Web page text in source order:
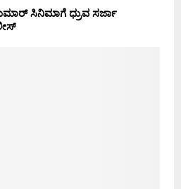
ಸಿನಿಮಾಗೆ ಧ್ರುವ ಸರ್ಜಾ